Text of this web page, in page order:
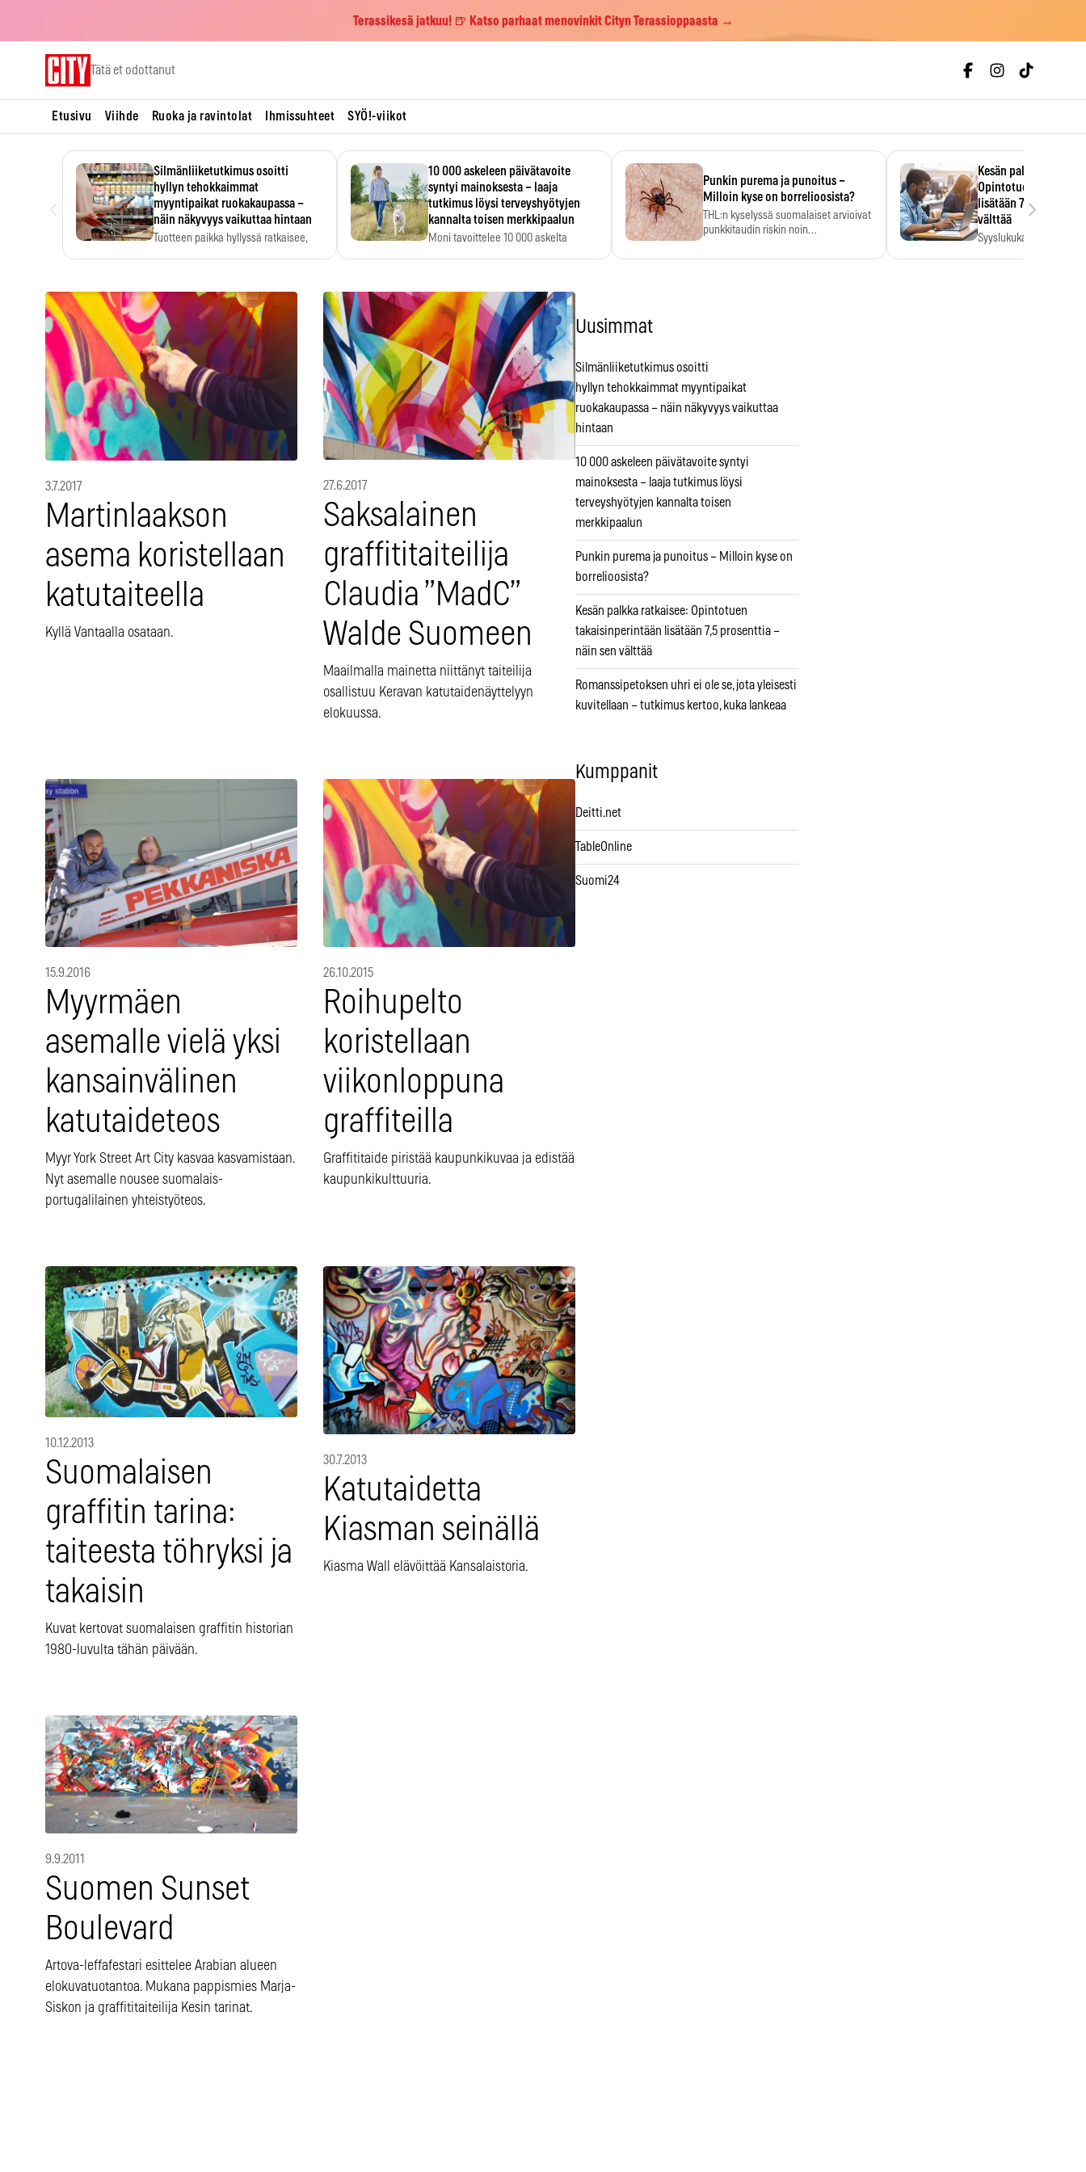
Terassikesä jatkuu! 🍺 Katso parhaat menovinkit Cityn Terassioppaasta →
Tätä et odottanut
Etusivu Viihde Ruoka ja ravintolat Ihmissuhteet SYÖ!-viikot
Silmänliiketutkimus osoitti
hyllyn tehokkaimmat
myyntipaikat ruokakaupassa –
näin näkyvyys vaikuttaa hintaan
Tuotteen paikka hyllyssä ratkaisee,
10 000 askeleen päivätavoite
syntyi mainoksesta – laaja
tutkimus löysi terveyshyötyjen
kannalta toisen merkkipaalun
Moni tavoittelee 10 000 askelta
Punkin purema ja punoitus –
Milloin kyse on borrelioosista?
THL:n kyselyssä suomalaiset arvioivat
punkkitaudin riskin noin
Kesän palkka
Opintotuen
lisätään 7,5
välttää
Syyslukukauden
›
3.7.2017
Martinlaakson
asema koristellaan
katutaiteella
Kyllä Vantaalla osataan.
27.6.2017
Saksalainen
graffititaiteilija
Claudia ”MadC”
Walde Suomeen
Maailmalla mainetta niittänyt taiteilija
osallistuu Keravan katutaidenäyttelyyn
elokuussa.
15.9.2016
Myyrmäen
asemalle vielä yksi
kansainvälinen
katutaideteos
Myyr York Street Art City kasvaa kasvamistaan.
Nyt asemalle nousee suomalais-
portugalilainen yhteistyöteos.
26.10.2015
Roihupelto
koristellaan
viikonloppuna
graffiteilla
Graffititaide piristää kaupunkikuvaa ja edistää
kaupunkikulttuuria.
10.12.2013
Suomalaisen
graffitin tarina:
taiteesta töhryksi ja
takaisin
Kuvat kertovat suomalaisen graffitin historian
1980-luvulta tähän päivään.
30.7.2013
Katutaidetta
Kiasman seinällä
Kiasma Wall elävöittää Kansalaistoria.
9.9.2011
Suomen Sunset
Boulevard
Artova-leffafestari esittelee Arabian alueen
elokuvatuotantoa. Mukana pappismies Marja-
Siskon ja graffititaiteilija Kesin tarinat.
Uusimmat
Silmänliiketutkimus osoitti
hyllyn tehokkaimmat myyntipaikat
ruokakaupassa – näin näkyvyys vaikuttaa
hintaan
10 000 askeleen päivätavoite syntyi
mainoksesta – laaja tutkimus löysi
terveyshyötyjen kannalta toisen
merkkipaalun
Punkin purema ja punoitus – Milloin kyse on
borrelioosista?
Kesän palkka ratkaisee: Opintotuen
takaisinperintään lisätään 7,5 prosenttia –
näin sen välttää
Romanssipetoksen uhri ei ole se, jota yleisesti
kuvitellaan – tutkimus kertoo, kuka lankeaa
Kumppanit
Deitti.net
TableOnline
Suomi24